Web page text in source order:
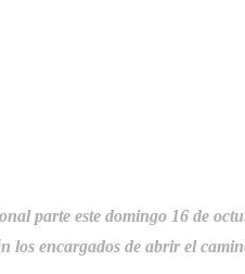
parte este domingo 16 de
los encargados de abrir el